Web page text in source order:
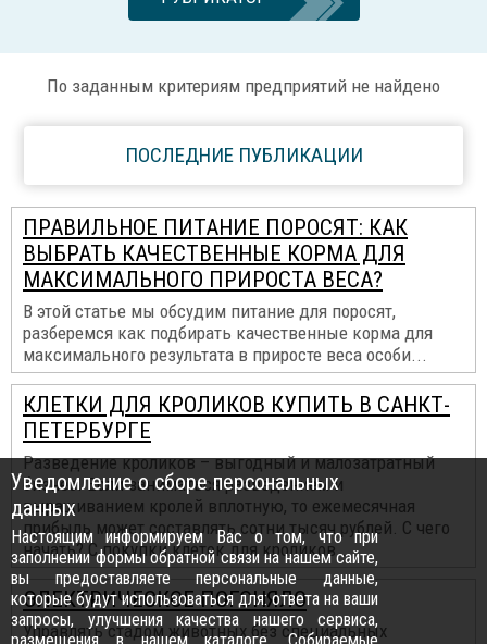
По заданным критериям предприятий не найдено
ПОСЛЕДНИЕ ПУБЛИКАЦИИ
ПРАВИЛЬНОЕ ПИТАНИЕ ПОРОСЯТ: КАК
ВЫБРАТЬ КАЧЕСТВЕННЫЕ КОРМА ДЛЯ
МАКСИМАЛЬНОГО ПРИРОСТА ВЕСА?
В этой статье мы обсудим питание для поросят,
разберемся как подбирать качественные корма для
максимального результата в приросте веса особи...
КЛЕТКИ ДЛЯ КРОЛИКОВ КУПИТЬ В САНКТ-
ПЕТЕРБУРГЕ
Разведение кроликов – выгодный и малозатратный
бизнес. Если заниматься разведением и
выращиванием кролей вплотную, то ежемесячная
прибыль может составлять сотни тысяч рублей. С чего
начать? С покупки клеток для кроликов...
ЭЛЕКТРИЧЕСКОЕ ПОГОНЯЛО
Управлять стадом животных без специальных
Уведомление о сборе персональных
данных
Настоящим информируем Вас о том, что при
заполнении формы обратной связи на нашем сайте,
вы предоставляете персональные данные,
которые будут использоваться для: ответа на ваши
запросы, улучшения качества нашего сервиса,